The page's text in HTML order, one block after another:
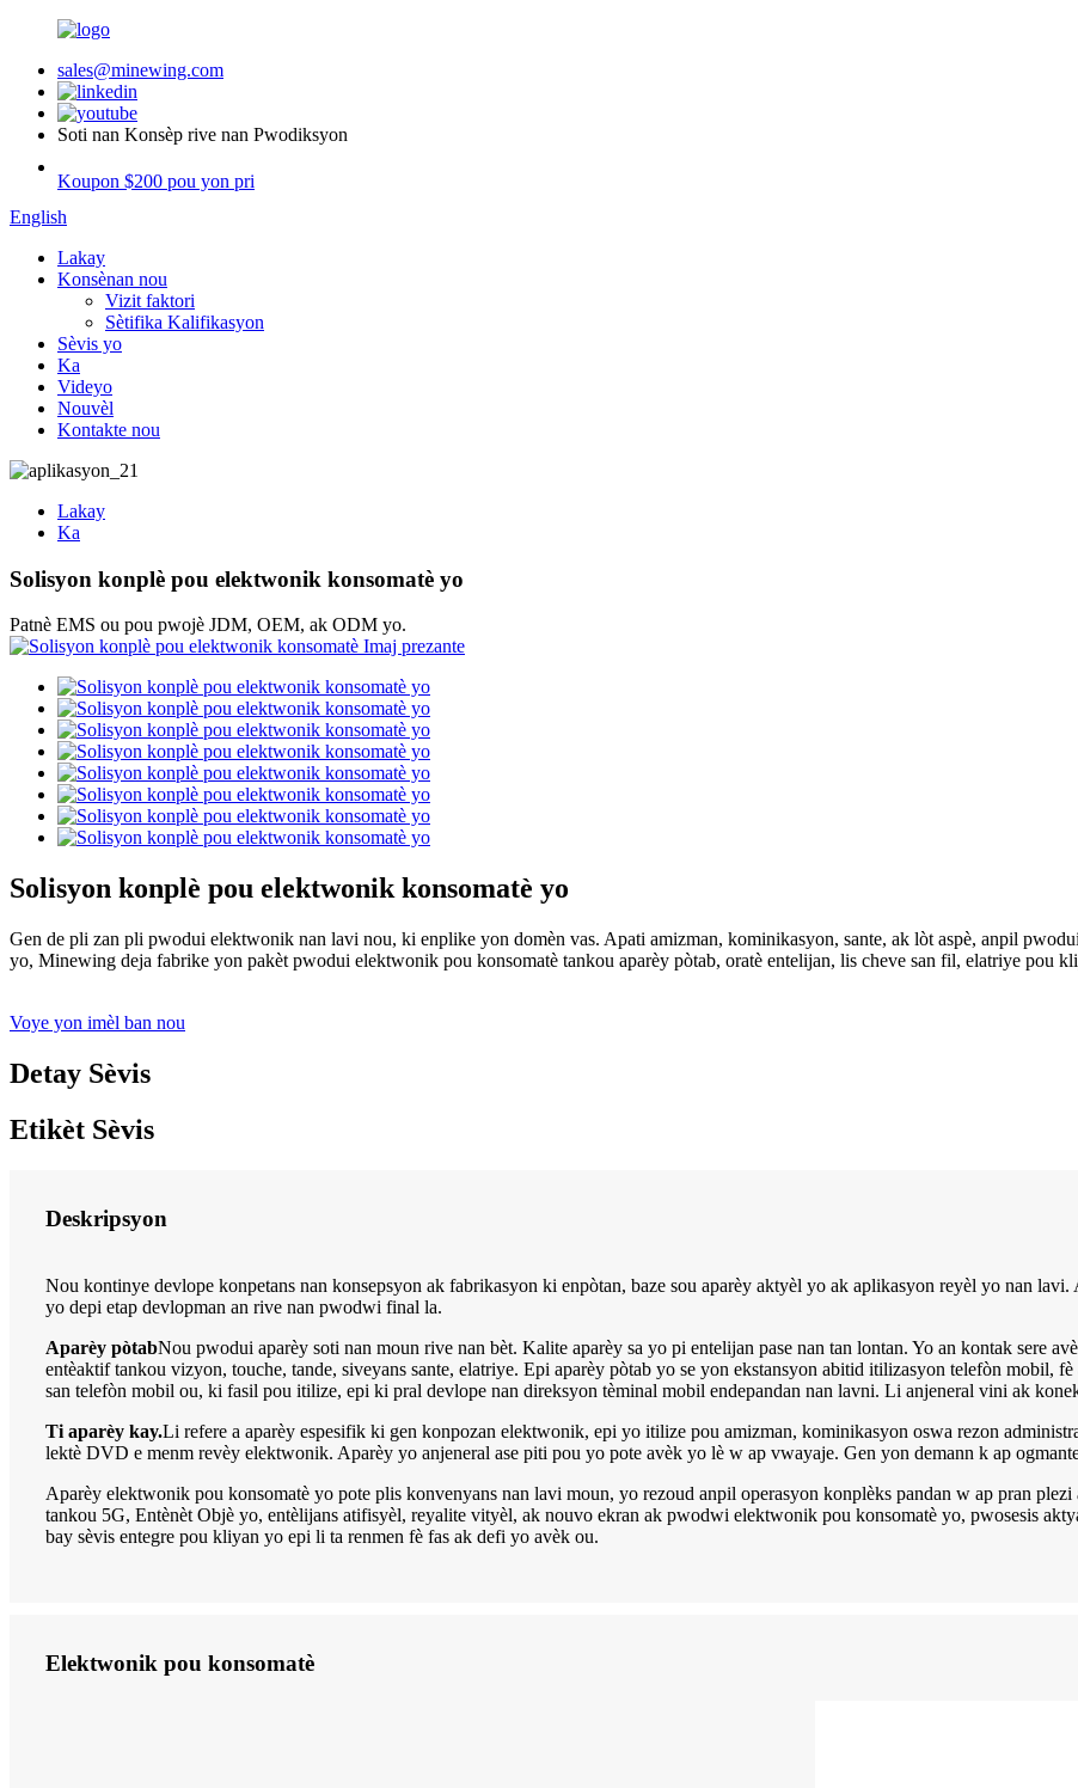
sales@minewing.com
Soti nan Konsèp rive nan Pwodiksyon
Koupon $200 pou yon pri
English
Lakay
Konsènan nou
Vizit faktori
Sètifika Kalifikasyon
Sèvis yo
Ka
Videyo
Nouvèl
Kontakte nou
Lakay
Ka
Solisyon konplè pou elektwonik konsomatè yo
Patnè EMS ou pou pwojè JDM, OEM, ak ODM yo.
Solisyon konplè pou elektwonik konsomatè yo
Gen de pli zan pli pwodui elektwonik nan lavi nou, ki enplike yon domèn vas. Apati amizman, kominikasyon, sante, ak lòt aspè, anpil
yo, Minewing deja fabrike yon pakèt pwodui elektwonik pou konsomatè tankou aparèy pòtab, oratè entelijan, lis cheve san fil, elatriye pou
Voye yon imèl ban nou
Detay Sèvis
Etikèt Sèvis
Deskripsyon
Nou kontinye devlope konpetans nan konsepsyon ak fabrikasyon ki enpòtan, baze sou aparèy aktyèl yo ak aplikasyon reyèl yo nan
yo depi etap devlopman an rive nan pwodwi final la.
Aparèy pòtabNou pwodui aparèy soti nan moun rive nan bèt. Kalite aparèy sa yo pi entelijan pase nan tan lontan. Yo an kontak sere
entèaktif tankou vizyon, touche, tande, siveyans sante, elatriye. Epi aparèy pòtab yo se yon ekstansyon abitid itilizasyon telefòn mobil,
san telefòn mobil ou, ki fasil pou itilize, epi ki pral devlope nan direksyon tèminal mobil endepandan nan lavni. Li anjeneral vini ak
Ti aparèy kay.Li refere a aparèy espesifik ki gen konpozan elektwonik, epi yo itilize pou amizman, kominikasyon oswa rezon
lektè DVD e menm revèy elektwonik. Aparèy yo anjeneral ase piti pou yo pote avèk yo lè w ap vwayaje. Gen yon demann k ap
Aparèy elektwonik pou konsomatè yo pote plis konvenyans nan lavi moun, yo rezoud anpil operasyon konplèks pandan w ap pran
tankou 5G, Entènèt Objè yo, entèlijans atifisyèl, reyalite vityèl, ak nouvo ekran ak pwodwi elektwonik pou konsomatè yo, pwosesis
bay sèvis entegre pou kliyan yo epi li ta renmen fè fas ak defi yo avèk ou.
Elektwonik pou konsomatè